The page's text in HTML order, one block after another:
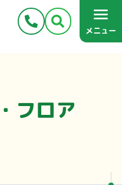
メニュー
フロア